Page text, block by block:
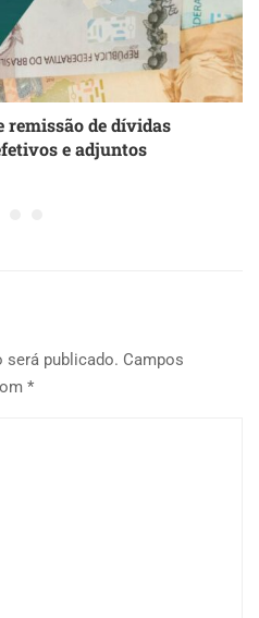
remissão de dívidas
e adjuntos
será publicado. Campos
*